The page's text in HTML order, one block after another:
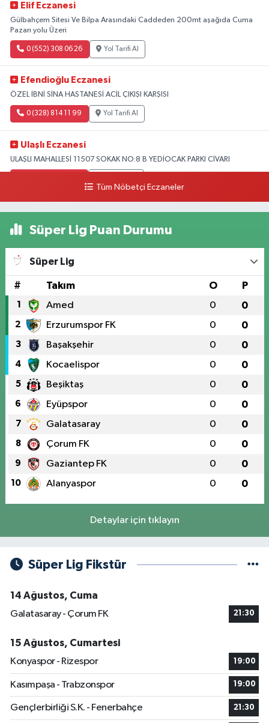
Elif Eczanesi
Gülbahçem Sitesi Ve Bilpa Arasındaki Caddeden 200mt aşağıda Cuma
Pazarı yolu Üzeri
0 (552) 308 06 26 Yol Tarifi Al
Efendioğlu Eczanesi
ÖZEL İBNİ SİNA HASTANESİ ACİL ÇIKIŞI KARŞISI
0 (328) 814 11 99 Yol Tarifi Al
Ulaşlı Eczanesi
ULAŞLI MAHALLESİ 11507 SOKAK NO:8 B YEDİOCAK PARKI CİVARI
Tüm Nöbetçi Eczaneler
Süper Lig Puan Durumu
Süper Lig
# Takım O P
1 Amed 0 0
2 Erzurumspor FK 0 0
3 Başakşehir 0 0
4 Kocaelispor 0 0
5 Beşiktaş 0 0
6 Eyüpspor 0 0
7 Galatasaray 0 0
8 Çorum FK 0 0
9 Gaziantep FK 0 0
10 Alanyaspor 0 0
Detaylar için tıklayın
Süper Lig Fikstür
14 Ağustos, Cuma
Galatasaray - Çorum FK
21:30
15 Ağustos, Cumartesi
Konyaspor - Rizespor
19:00
Kasımpaşa - Trabzonspor 19:00
Gençlerbirliği S.K. - Fenerbahçe 21:30